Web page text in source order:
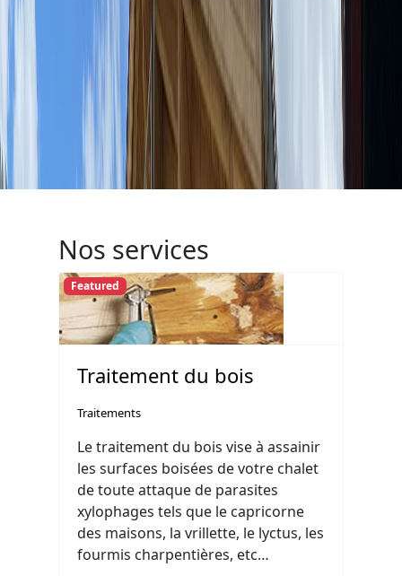
Nos services
Featured
Traitement du bois
Traitements
Le traitement du bois vise à assainir
les surfaces boisées de votre chalet
de toute attaque de parasites
xylophages tels que le capricorne
des maisons, la vrillette, le lyctus, les
fourmis charpentières, etc…